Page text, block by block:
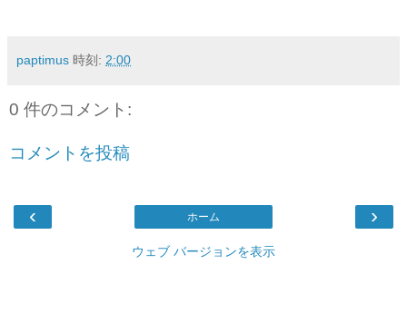
paptimus 時刻: 2:00
0 件のコメント:
コメントを投稿
‹ ›
ホーム
ウェブ バージョンを表示